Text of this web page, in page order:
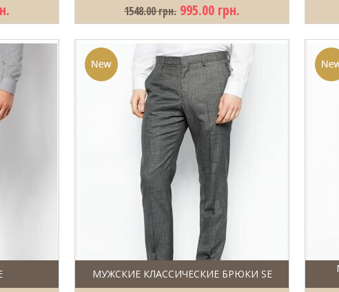
1548.00 грн. 995.00 грн.
МУЖСКИЕ КЛАССИЧЕСКИЕ БРЮКИ SE